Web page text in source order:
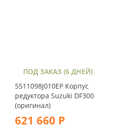
ПОД ЗАКАЗ (6 ДНЕЙ)
5511098J010EP Корпус
редуктора Suzuki DF300
(оригинал)
621 660 Р